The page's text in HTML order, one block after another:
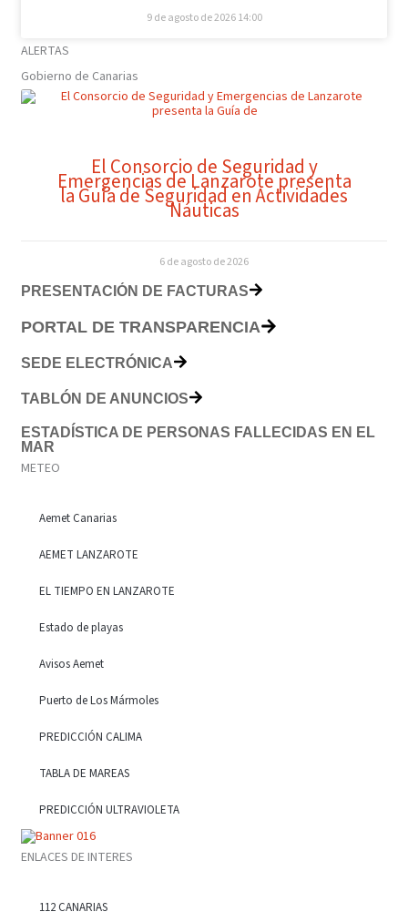
9 de agosto de 202614:00
ALERTAS
Gobierno de Canarias
El Consorcio de Seguridad y
Emergencias de Lanzarote presenta
la Guía de Seguridad en Actividades
Náuticas
6 de agosto de 2026
PRESENTACIÓN DE FACTURAS
PORTAL DE TRANSPARENCIA
SEDE ELECTRÓNICA
TABLÓN DE ANUNCIOS
ESTADÍSTICA DE PERSONAS FALLECIDAS EN EL
MAR
METEO
Aemet Canarias
AEMET LANZAROTE
EL TIEMPO EN LANZAROTE
Estado de playas
Avisos Aemet
Puerto de Los Mármoles
PREDICCIÓN CALIMA
TABLA DE MAREAS
PREDICCIÓN ULTRAVIOLETA
ENLACES DE INTERES
112 CANARIAS